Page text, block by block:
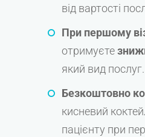
від вартості
При першому
отримуєте
який вид послуг.
Безкоштовно
кисневий
пацієнту при